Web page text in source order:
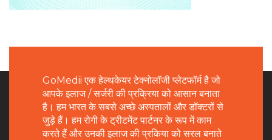
GoMedii एक हेल्थकेयर टेक्नोलॉजी प्लेटफॉर्म है जो
आपके इलाज / सर्जरी की प्रक्रिया को आसान बनाता
है। हम भारत के सबसे अच्छे अस्पतालों और डॉक्टरों से
जुड़े हैं। हम रोगी के ट्रीटमेंट पार्टनर के रूप में काम
करते हैं और उनकी इलाज की प्रकिया को सरल बनाते